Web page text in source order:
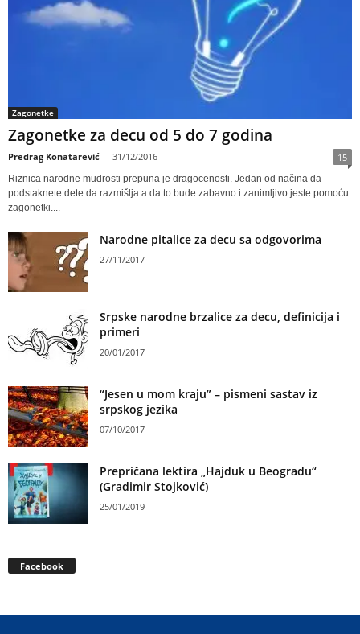
Zagonetke
Zagonetke za decu od 5 do 7 godina
Predrag Konatarević - 31/12/2016 15
Riznica narodne mudrosti prepuna je dragocenosti. Jedan od načina da
podstaknete dete da razmišlja a da to bude zabavno i zanimljivo jeste pomoću
zagonetki....
Narodne pitalice za decu sa odgovorima
27/11/2017
Srpske narodne brzalice za decu, definicija i
primeri
20/01/2017
“Jesen u mom kraju” – pismeni sastav iz
srpskog jezika
07/10/2017
Prepričana lektira „Hajduk u Beogradu“
(Gradimir Stojković)
25/01/2019
Facebook